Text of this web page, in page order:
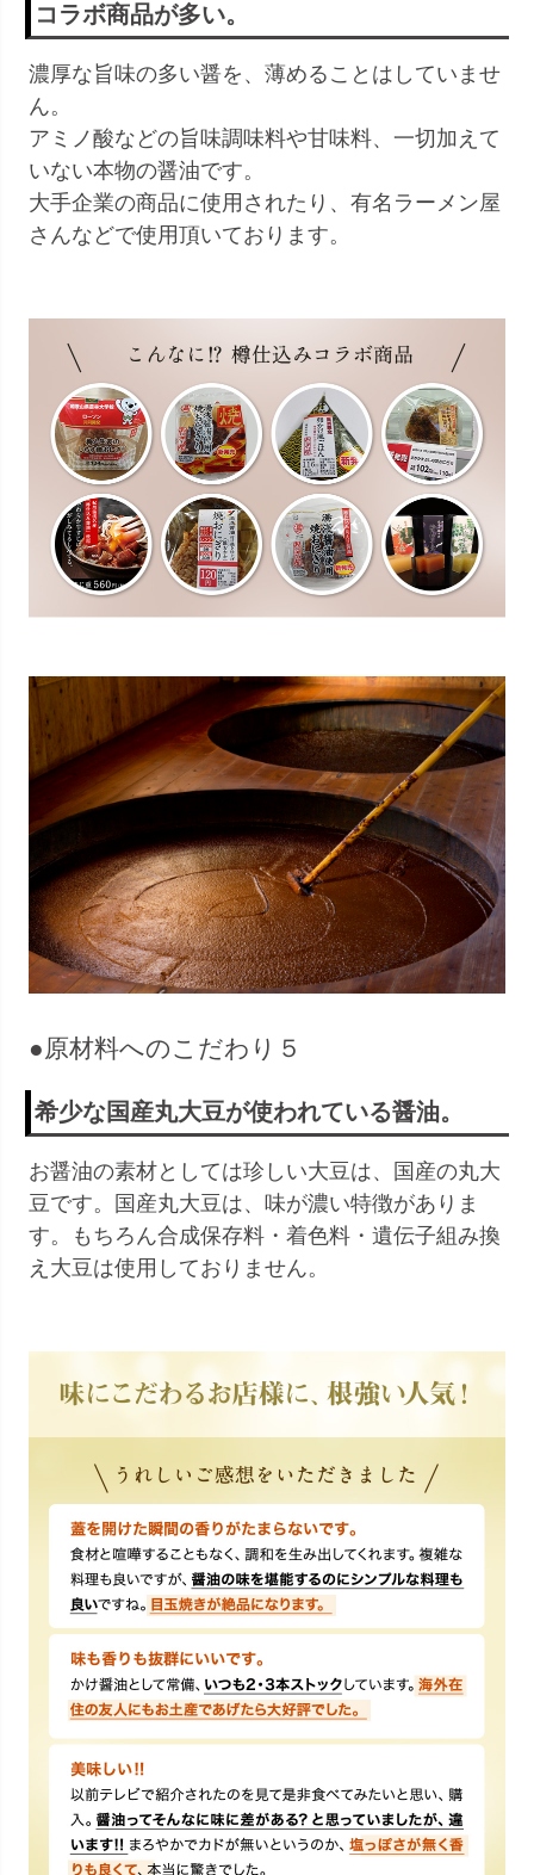
コラボ商品が多い。
濃厚な旨味の多い醤を、薄めることはしていませ
ん。
アミノ酸などの旨味調味料や甘味料、一切加えて
いない本物の醤油です。
大手企業の商品に使用されたり、有名ラーメン屋
さんなどで使用頂いております。
●原材料へのこだわり５
希少な国産丸大豆が使われている醤油。
お醤油の素材としては珍しい大豆は、国産の丸大
豆です。国産丸大豆は、味が濃い特徴がありま
す。もちろん合成保存料・着色料・遺伝子組み換
え大豆は使用しておりません。